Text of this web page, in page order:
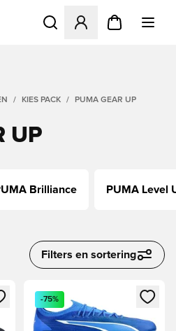
Opent een venster om in
KIES PACK PUMA GEAR UP
UP
Brilliance PUMA Level
Filters en sortering
te loggen of je aan te melden als
Opent een venster om in te
-75%